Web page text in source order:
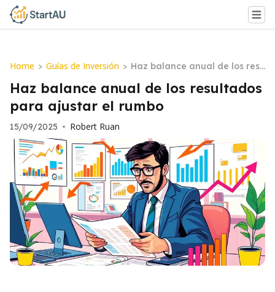
Home > Guías de Inversión > Haz balance anual de los resu
ltados para ajustar el rumbo
Haz balance anual de los resultados
para ajustar el rumbo
15/09/2025 • Robert Ruan